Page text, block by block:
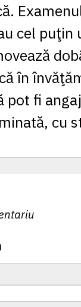
cel
în
pot fi
cu